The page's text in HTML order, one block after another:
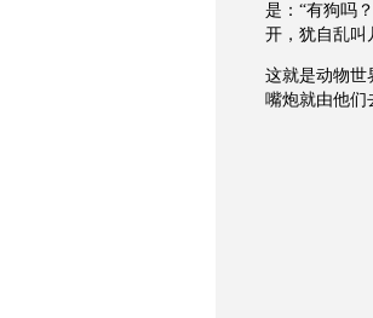
是：“有狗吗
开，犹自乱叫
这就是动物世
嘴炮就由他们